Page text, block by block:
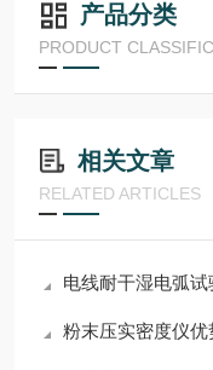
产品分类
PRODUCT
相关文章
RELATED ARTICLES
电线耐干湿电弧
粉末压实密度仪优